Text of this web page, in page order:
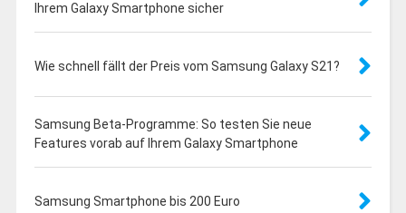
Ihrem Galaxy Smartphone sicher
Wie schnell fällt der Preis vom Samsung Galaxy S21?
Samsung Beta-Programme: So testen Sie neue
Features vorab auf Ihrem Galaxy Smartphone
Samsung Smartphone bis 200 Euro